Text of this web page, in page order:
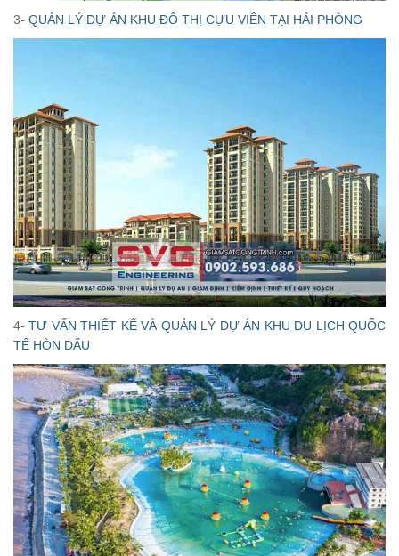
3- QUẢN LÝ DỰ ÁN KHU ĐÔ THỊ CỰU VIÊN TẠI HẢI PHÒNG
4-TƯ VẤN THIẾT KẾ VÀ QUẢN LÝ DỰ ÁN KHU DU LỊCH QUỐC
TẾ HÒN DẤU